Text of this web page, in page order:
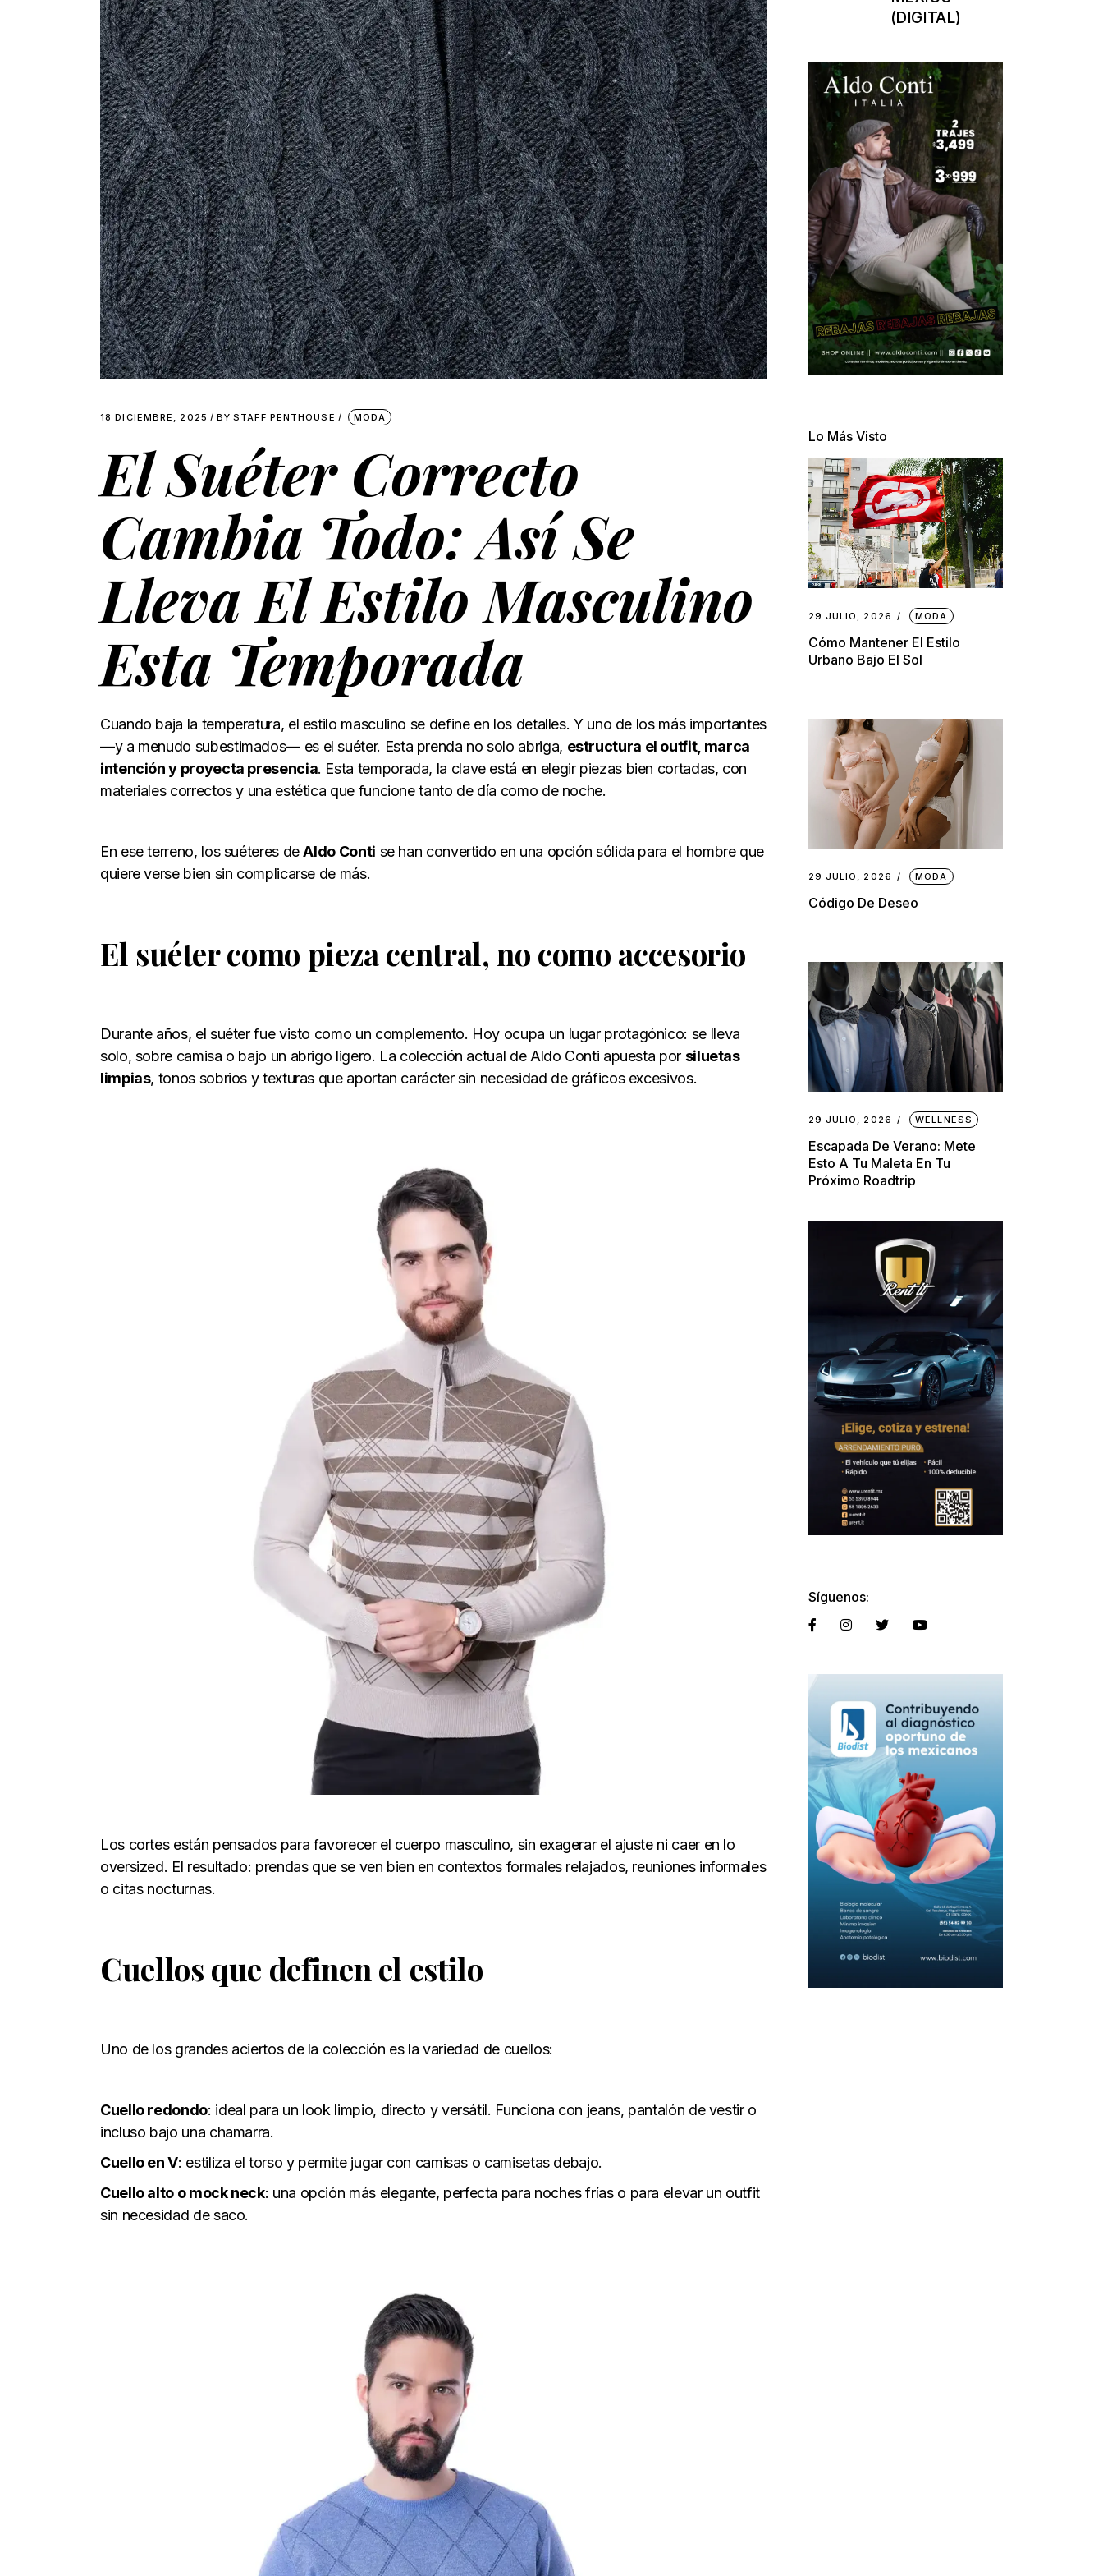
18 DICIEMBRE, 2025 BY STAFF PENTHOUSE MODA
El Suéter Correcto
Cambia Todo: Así Se
Lleva El Estilo Masculino
Esta Temporada
Cuando baja la temperatura, el estilo masculino se define en los detalles. Y uno de los más importantes
—y a menudo subestimados— es el suéter. Esta prenda no solo abriga, estructura el outfit, marca
intención y proyecta presencia. Esta temporada, la clave está en elegir piezas bien cortadas, con
materiales correctos y una estética que funcione tanto de día como de noche.
En ese terreno, los suéteres deAldo Conti se han convertido en una opción sólida para el hombre que
quiere verse bien sin complicarse de más.
El suéter como pieza central, no como accesorio
Durante años, el suéter fue visto como un complemento. Hoy ocupa un lugar protagónico: se lleva
solo, sobre camisa o bajo un abrigo ligero. La colección actual de Aldo Conti apuesta por siluetas
limpias, tonos sobrios y texturas que aportan carácter sin necesidad de gráficos excesivos.
Los cortes están pensados para favorecer el cuerpo masculino, sin exagerar el ajuste ni caer en lo
oversized. El resultado: prendas que se ven bien en contextos formales relajados, reuniones informales
o citas nocturnas.
Cuellos que definen el estilo
Uno de los grandes aciertos de la colección es la variedad de cuellos:
Cuello redondo: ideal para un look limpio, directo y versátil. Funciona con jeans, pantalón de vestir o
incluso bajo una chamarra.
Cuello en V: estiliza el torso y permite jugar con camisas o camisetas debajo.
Cuello alto o mock neck: una opción más elegante, perfecta para noches frías o para elevar un outfit
sin necesidad de saco.
(DIGITAL)
Lo Más Visto
29 JULIO, 2026 MODA
Cómo Mantener El Estilo
Urbano Bajo El Sol
29 JULIO, 2026 MODA
Código De Deseo
29 JULIO, 2026 WELLNESS
Escapada De Verano: Mete
Esto A Tu Maleta En Tu
Próximo Roadtrip
Síguenos: